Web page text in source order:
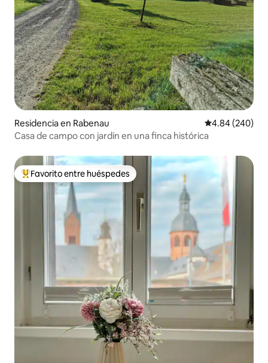
Residencia en Rabenau Calificación
4.84 (240)
Casa de campo con jardín en una finca histórica
De los mejores en Favorito entre huéspedes
Favorito entre huéspedes